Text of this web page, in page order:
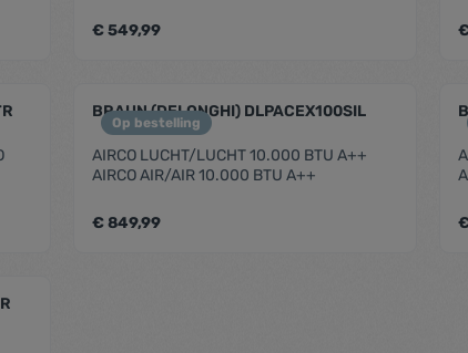
€ 549,99
Op bestelling
BRAUN (DELONGHI) DLPACEX100SIL
AIRCO LUCHT/LUCHT 10.000 BTU A++
AIRCO AIR/AIR 10.000 BTU A++
€ 849,99